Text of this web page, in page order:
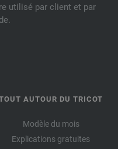
utilisé par client et par
AUTOUR DU TRICOT
Modèle du mois
Explications gratuites